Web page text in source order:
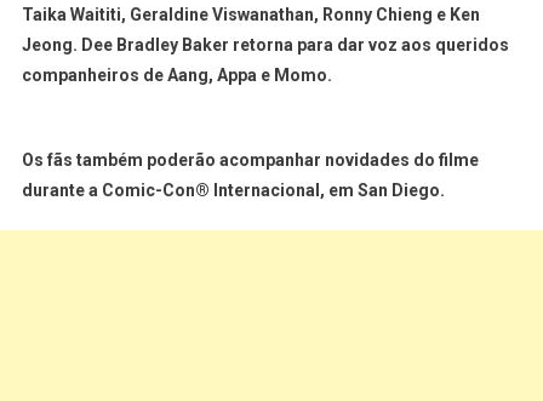
Taika Waititi, Geraldine Viswanathan, Ronny Chieng e Ken
Jeong. Dee Bradley Baker retorna para dar voz aos queridos
companheiros de Aang, Appa e Momo.
Os fãs também poderão acompanhar novidades do filme
durante a Comic-Con® Internacional, em San Diego.